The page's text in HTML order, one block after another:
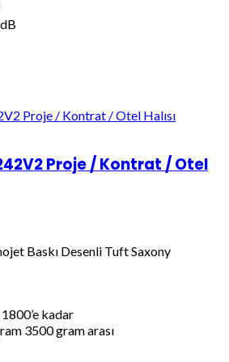
Proje / Kontrat / Otel
Baskı Desenli Tuft Saxony
kadar
3500 gram arası